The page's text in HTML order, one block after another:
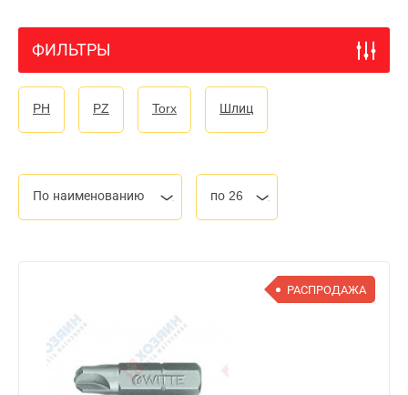
ФИЛЬТРЫ
PH PZ Torx Шлиц
По наименованию по 26
РАСПРОДАЖА